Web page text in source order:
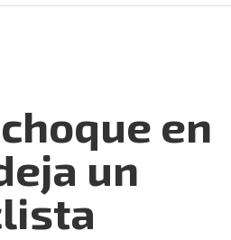
en
un